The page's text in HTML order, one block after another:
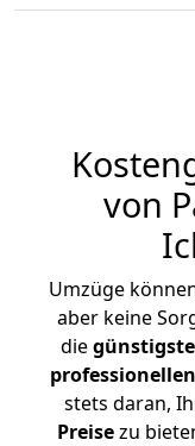
von
Umzüge
aber keine
diegünstigste
stets daran,
Preisezu